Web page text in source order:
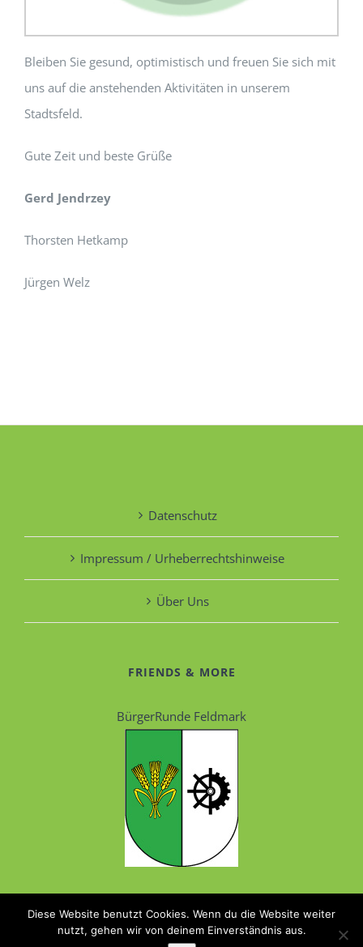
Bleiben Sie gesund, optimistisch und freuen Sie sich mit
uns auf die anstehenden Aktivitäten in unserem
Stadtsfeld.
Gute Zeit und beste Grüße
Gerd Jendrzey
Thorsten Hetkamp
Jürgen Welz
Datenschutz
Impressum / Urheberrechtshinweise
Über Uns
FRIENDS & MORE
BürgerRunde Feldmark
Diese Website benutzt Cookies. Wenn du die Website weiter
nutzt, gehen wir von deinem Einverständnis aus.